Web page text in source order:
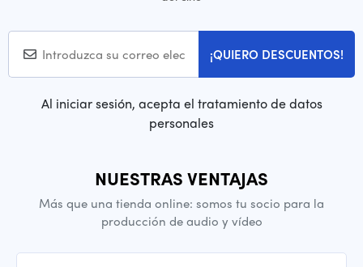
¡QUIERO DESCUENTOS!
Al iniciar sesión, acepta el tratamiento de datos
personales
NUESTRAS VENTAJAS
Más que una tienda online: somos tu socio para la
producción de audio y vídeo